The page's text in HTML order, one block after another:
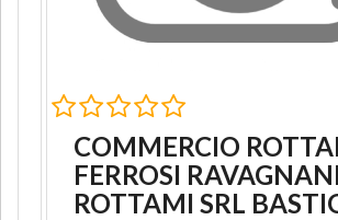
COMMERCIO
FERROSI RAVAGNANI
ROTTAMI SRL